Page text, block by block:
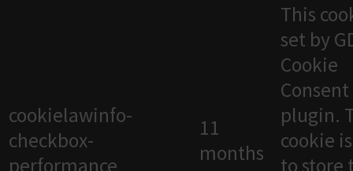
cookielawinfo-
checkbox-
performance
11
months
This
set by
Cookie
Consent
plugin.
cookie
to store